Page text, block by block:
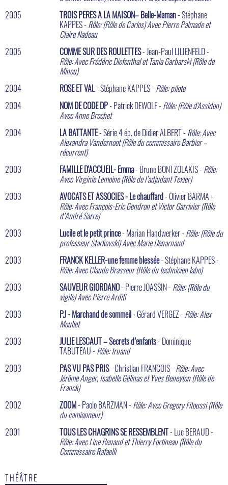
2005
TROIS PERES A LA MAISON– Belle-Maman- Stéphane
KAPPES - Rôle: (Rôle de Carlos) Avec Pierre Palmade et
Claire Nadeau
2005
COMME SUR DES ROULETTES- Jean-Paul LILIENFELD -
Rôle: Avec Frédéric Diefenthal et Tania Garbarski (Rôle de
Minou)
2004
ROSE ET VAL- Stéphane KAPPES - Rôle: pilote
2004
NOM DE CODE DP- Patrick DEWOLF - Rôle: (Rôle d'Assidon)
Avec Anne Brochet
2004
LA BATTANTE- Série 4 ép. de Didier ALBERT - Rôle: Avec
Alexandra Vandernoot (Rôle du commissaire Barbier –
récurrent)
2003
FAMILLE D'ACCUEIL- Emma- Bruno BONTZOLAKIS - Rôle:
Avec Virginie Lemoine (Rôle de l’adjudant Texier)
2003
AVOCATS ET ASSOCIES - Le chauffard- Olivier BARMA -
Rôle: Avec François-Eric Gendron et Victor Garrivier (Rôle
d’André Sarre)
2003
Lucile et le petit prince- Marian Handwerker - Rôle: (Rôle du
professeur Starkovski) Avec Marie Denarnaud
2003
FRANCK KELLER-une femme blessée- Stéphane KAPPES -
Rôle: Avec Claude Brasseur (Rôle du technicien labo)
2003
SAUVEUR GIORDANO- Pierre JOASSIN - Rôle: (Rôle du
vigile) Avec Pierre Arditi
2003
P.J - Marchand de sommeil- Gérard VERGEZ - Rôle: Alex
Mouliet
2003
JULIE LESCAUT – Secrets d’enfants- Dominique
TABUTEAU - Rôle: truand
2003
PAS VU PAS PRIS- Christian FRANCOIS - Rôle: Avec
Jérôme Anger, Isabelle Gélinas et Yves Beneyton (Rôle de
Franck)
2002
ZOOM- Paolo BARZMAN - Rôle: Avec Gregory Fitoussi (Rôle
du camionneur)
2001
TOUS LES CHAGRINS SE RESSEMBLENT- Luc BERAUD -
Rôle: Avec Line Renaud et Thierry Fortineau (Rôle du
Commissaire Rafaelli
THÉÂTRE